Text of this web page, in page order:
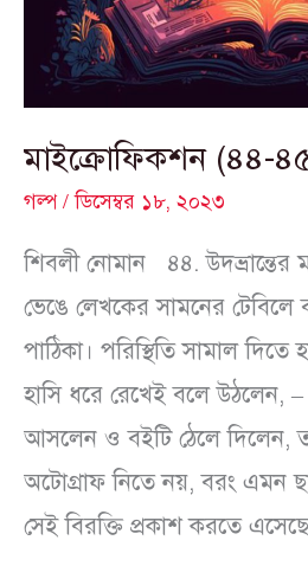
মাইক্রোফিকশন (৪৪-
গল্প/ডিসেম্বর ১৮, ২০২৩
শিবলী নোমান ৪৪. উদভ্রান্তের
ভেঙে লেখকের সামনের টেবিলে
পাঠিকা। পরিস্থিতি সামাল
হাসি ধরে রেখেই বলে উঠলেন,
আসলেন ও বইটি ঠেলে দিলেন,
অটোগ্রাফ নিতে নয়, বরং এমন
সেই বিরক্তি প্রকাশ করতে